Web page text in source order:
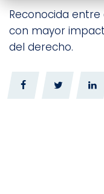
Reconocida
con mayor
del derecho.
0